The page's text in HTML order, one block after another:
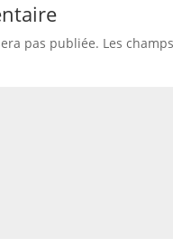
pas publiée. Les